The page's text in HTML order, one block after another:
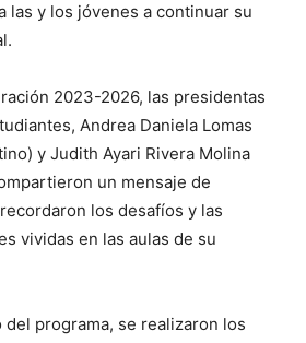
las y los jóvenes a continuar su
2023-2026, las presidentas
Andrea Daniela Lomas
y Judith Ayari Rivera Molina
un mensaje de
los desafíos y las
vividas en las aulas de su
programa, se realizaron los